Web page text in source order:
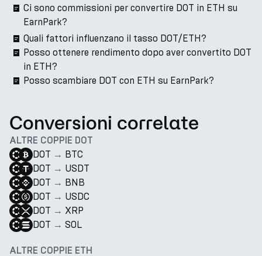
Ci sono commissioni per convertire DOT in ETH su
EarnPark?
Quali fattori influenzano il tasso DOT/ETH?
Posso ottenere rendimento dopo aver convertito DOT
in ETH?
Posso scambiare DOT con ETH su EarnPark?
Conversioni correlate
ALTRE COPPIE DOT
DOT → BTC
DOT → USDT
DOT → BNB
DOT → USDC
DOT → XRP
DOT → SOL
ALTRE COPPIE ETH